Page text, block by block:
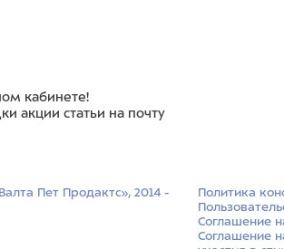
кабинете!
акции статьи на почту
Пет Продактс», 2014 -
Политика
Соглашение
Соглашение